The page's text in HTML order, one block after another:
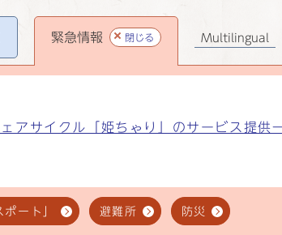
緊急情報 閉じる
アサイクル「姫ちゃり」のサービス提供
ート」 避難所 防災
Multilingual